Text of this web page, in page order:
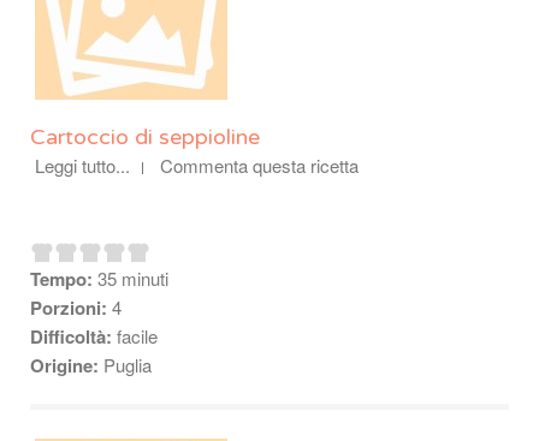
Cartoccio di seppioline
Leggi tutto... Commenta questa ricetta
Tempo: 35 minuti
Porzioni: 4
Difficoltà: facile
Origine: Puglia